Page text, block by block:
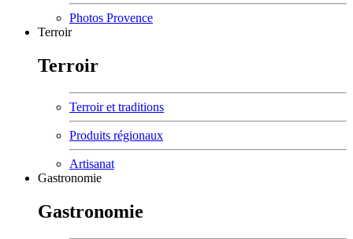
Photos Provence
Terroir
Terroir
Terroir et traditions
Produits régionaux
Artisanat
Gastronomie
Gastronomie